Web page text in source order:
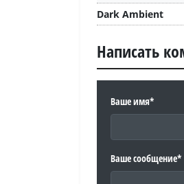
Dark Ambient
Написать
Ваше имя*
Ваше сообщение*